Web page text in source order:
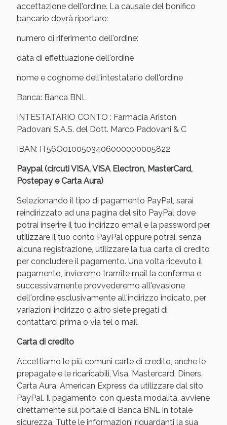
accettazione dell'ordine. La causale del bonifico
bancario dovrà riportare:
numero di riferimento dell'ordine:
data di effettuazione dell'ordine
nome e cognome dell'intestatario dell'ordine
Banca: Banca BNL
INTESTATARIO CONTO : Farmacia Ariston
Padovani S.A.S. del Dott. Marco Padovani & C
IBAN: IT56O0100503406000000005822
Paypal (circuti VISA, VISA Electron, MasterCard,
Postepay e Carta Aura)
Selezionando il tipo di pagamento PayPal, sarai
reindirizzato ad una pagina del sito PayPal dove
potrai inserire il tuo indirizzo email e la password per
utilizzare il tuo conto PayPal oppure potrai, senza
alcuna registrazione, utilizzare la tua carta di credito
per concludere il pagamento. Una volta ricevuto il
pagamento, invieremo tramite mail la conferma e
successivamente provvederemo all'evasione
dell'ordine esclusivamente all'indirizzo indicato, per
variazioni indirizzo o altro siete pregati di
contattarci prima o via tel o mail.
Carta di credito
Accettiamo le più comuni carte di credito, anche le
prepagate e le ricaricabili, Visa, Mastercard, Diners,
Carta Aura, American Express da utilizzare dal sito
PayPal. Il pagamento, con questa modalità, avviene
direttamente sul portale di Banca BNL in totale
sicurezza. Tutte le informazioni riguardanti la sua
Vie Urinarie e Prostata: Sconti fino al 45% oggi!
Benessere Intestinale: Sconto fino al 55% valido